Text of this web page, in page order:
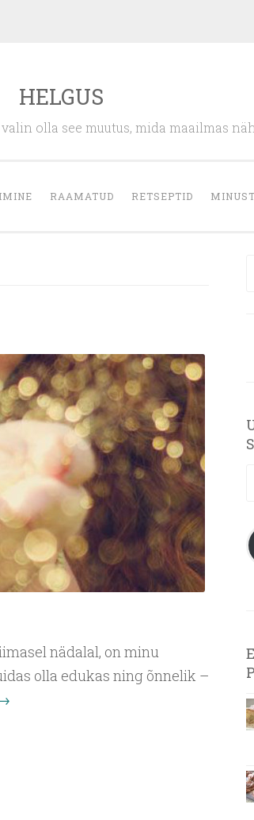
HELGUS
olla see muutus, mida maailmas
RAAMATUD RETSEPTID MINUST
nädalal, on minu
olla edukas ning õnnelik –